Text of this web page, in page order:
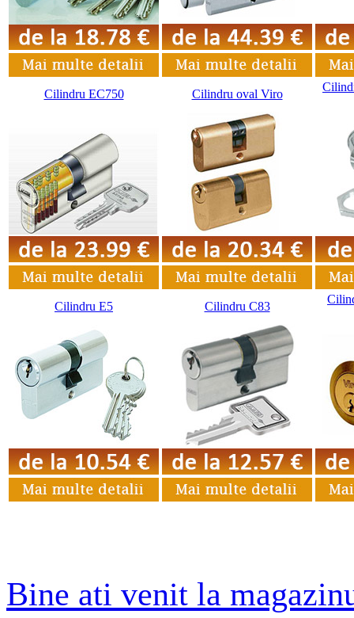
Cilindru EC750 Cilindru oval Viro
Cilindru E5 Cilindru C83
Bine ati venit la